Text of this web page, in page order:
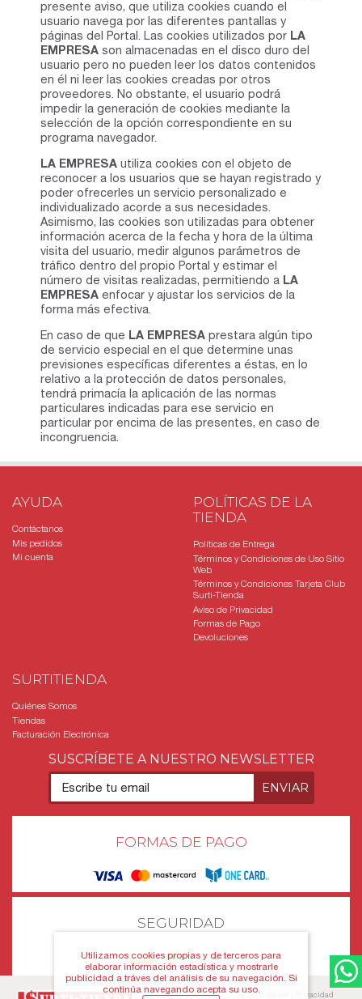
presente aviso, que utiliza cookies cuando el
usuario navega por las diferentes pantallas y
páginas del Portal. Las cookies utilizados por LA
EMPRESA son almacenadas en el disco duro del
usuario pero no pueden leer los datos contenidos
en él ni leer las cookies creadas por otros
proveedores. No obstante, el usuario podrá
impedir la generación de cookies mediante la
selección de la opción correspondiente en su
programa navegador.
LA EMPRESA utiliza cookies con el objeto de
reconocer a los usuarios que se hayan registrado y
poder ofrecerles un servicio personalizado e
individualizado acorde a sus necesidades.
Asimismo, las cookies son utilizadas para obtener
información acerca de la fecha y hora de la última
visita del usuario, medir algunos parámetros de
tráfico dentro del propio Portal y estimar el
número de visitas realizadas, permitiendo a LA
EMPRESA enfocar y ajustar los servicios de la
forma más efectiva.
En caso de que LA EMPRESA prestara algún tipo
de servicio especial en el que determine unas
previsiones específicas diferentes a éstas, en lo
relativo a la protección de datos personales,
tendrá primacía la aplicación de las normas
particulares indicadas para ese servicio en
particular por encima de las presentes, en caso de
incongruencia.
SUSCRÍBETE A NUESTRO NEWSLETTER
AYUDA
Contáctanos
Mis pedidos
Mi cuenta
POLÍTICAS DE LA
TIENDA
Políticas de Entrega
Términos y Condiciones de Uso Sitio
Web
Términos y Condiciones Tarjeta Club
Surti-Tienda
Aviso de Privacidad
Formas de Pago
Devoluciones
SURTITIENDA
Quiénes Somos
Tiendas
Facturación Electrónica
FORMAS DE PAGO
SEGURIDAD
Términos de uso Privacidad
Utilizamos cookies propias y de terceros para
elaborar información estadística y mostrarle
publicidad a tráves del análisis de su navegación. Si
continúa navegando acepta su uso.